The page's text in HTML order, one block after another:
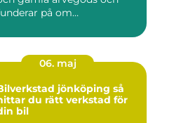
på om
06. maj
jönköping så
du rätt verkstad för
bil